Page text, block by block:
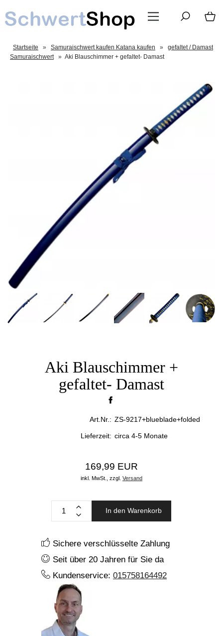
Startseite » Samuraischwert kaufen Katana kaufen »
gefaltet / Damast
Samuraischwert
» Aki Blauschimmer + gefaltet- Damast
Aki Blauschimmer +
gefaltet- Damast
Art.Nr.: ZS-9217+blueblade+folded
Lieferzeit: circa 4-5 Monate
169,99 EUR
inkl. MwSt., zzgl. Versand
In den Warenkorb
Sichere verschlüsselte Zahlung
Seit über 20 Jahren für Sie da
Kundenservice: 015758164492